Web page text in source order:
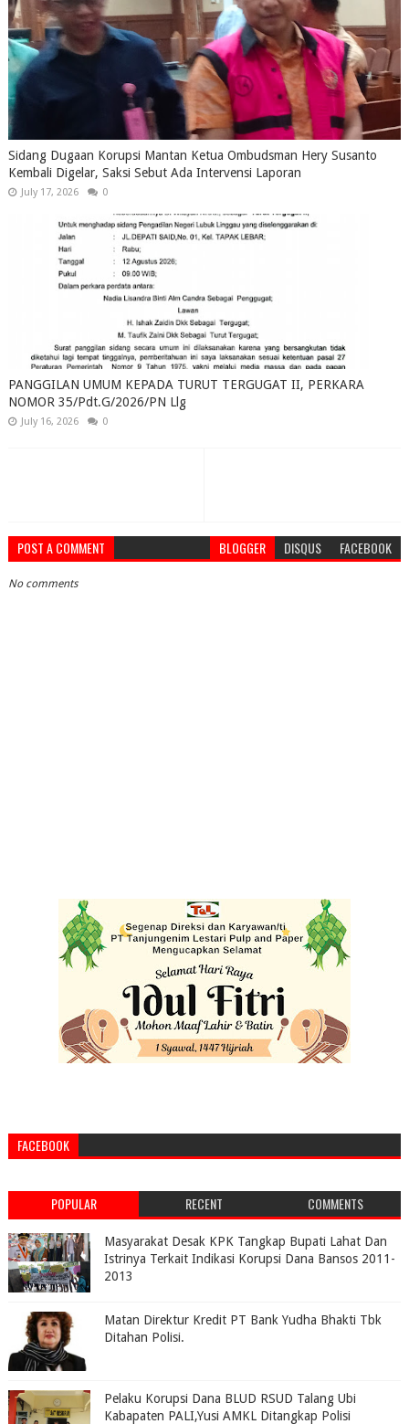
Sidang Dugaan Korupsi Mantan Ketua Ombudsman Hery Susanto
Kembali Digelar, Saksi Sebut Ada Intervensi Laporan
July 17, 2026 0
PANGGILAN UMUM KEPADA TURUT TERGUGAT II, PERKARA
NOMOR 35/Pdt.G/2026/PN Llg
July 16, 2026 0
POST A COMMENT BLOGGER DISQUS FACEBOOK
No comments
FACEBOOK
POPULAR RECENT COMMENTS
Masyarakat Desak KPK Tangkap Bupati Lahat Dan
Istrinya Terkait Indikasi Korupsi Dana Bansos 2011-
2013
Matan Direktur Kredit PT Bank Yudha Bhakti Tbk
Ditahan Polisi.
Pelaku Korupsi Dana BLUD RSUD Talang Ubi
Kabapaten PALI,Yusi AMKL Ditangkap Polisi